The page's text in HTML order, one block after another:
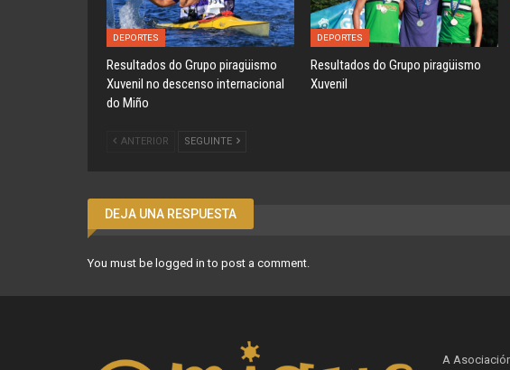
DEPORTES
Resultados do Grupo piragüismo
Xuvenil no descenso internacional
do Miño
DEPORTES
Resultados do Grupo piragüismo
Xuvenil
ANTERIOR SEGUINTE
DEJA UNA RESPUESTA
You must be logged in to post a comment.
A